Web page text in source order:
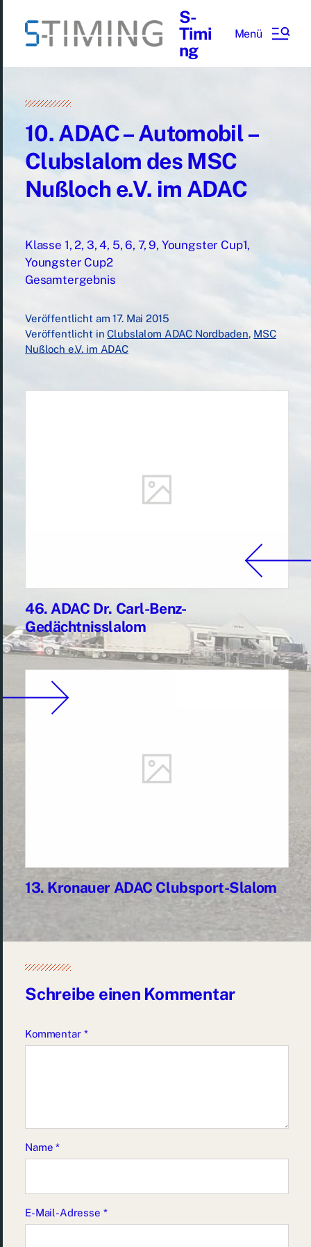
S-
Timi
ng
Menü
10. ADAC – Automobil –
Clubslalom des MSC
Nußloch e.V. im ADAC
Klasse 1, 2, 3, 4, 5, 6, 7, 9, Youngster Cup1,
Youngster Cup2
Gesamtergebnis
Veröffentlicht am17. Mai 2015
Veröffentlicht inClubslalom ADAC Nordbaden, MSC
Nußloch e.V. im ADAC
46. ADAC Dr. Carl-Benz-
Gedächtnisslalom
13. Kronauer ADAC Clubsport-Slalom
Schreibe einen Kommentar
Kommentar *
Name*
E-Mail-Adresse *